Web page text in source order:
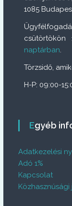
1085
csütörtökön
naptárban.
Törzsidő,
H-P: 09:00-
Egyéb
Adatkezelési
Adó 1%
Kapcsolat